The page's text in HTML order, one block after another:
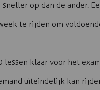
op dan de ander.
te rijden om
lessen klaar voor het
uiteindelijk kan